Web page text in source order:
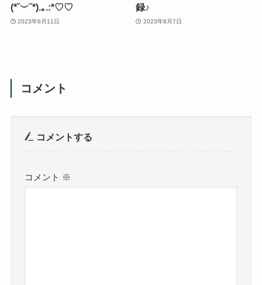
(*˘︶˘*).｡.:*♡♡
2023年6月11日
録♪
2023年8月7日
コメント
コメントする
コメント ※